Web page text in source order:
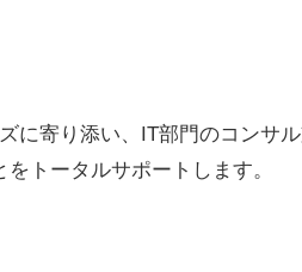
に寄り添い、IT部門のコンサ
トータルサポートします。